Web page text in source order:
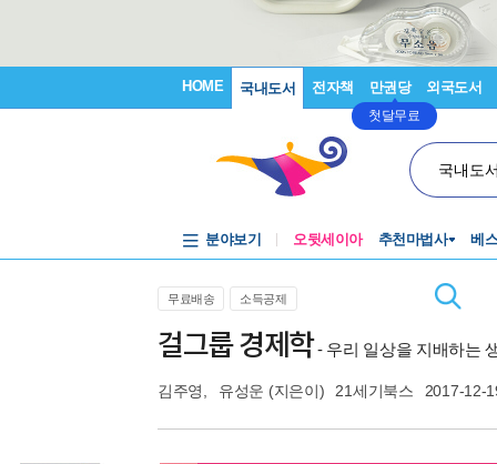
HOME 국내도서 전자책 만권당
첫달무료
외국도서
국내도
분야보기 오뒷세이아 추천마법사 베
무료배송 소득공제
걸그룹 경제학- 우리 일상을 지배하는
김주영 유성운 (지은이) 21세기북스 2017-12-